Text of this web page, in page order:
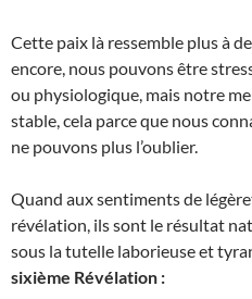
Cette paix là ressemble plus à
encore, nous pouvons être
ou physiologique, mais notre
stable, cela parce que nous
ne pouvons plus l’oublier.
Quand aux sentiments de
révélation, ils sont le résultat
sous la tutelle laborieuse et
sixième Révélation :